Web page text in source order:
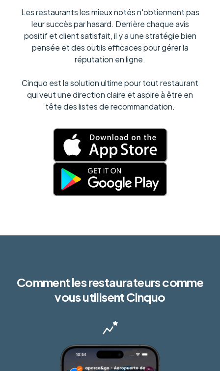
Les restaurants les mieux notés n'obtiennent pas
leur succès par hasard. Derrière chaque avis
positif et client satisfait, il y a une stratégie bien
pensée et des outils efficaces pour gérer la
réputation en ligne.
Cinquo est la solution ultime pour tout restaurant
qui veut une direction claire et aspire à être en
tête des listes de recommandation.
Comment les restaurateurs comme
vous utilisent Cinquo